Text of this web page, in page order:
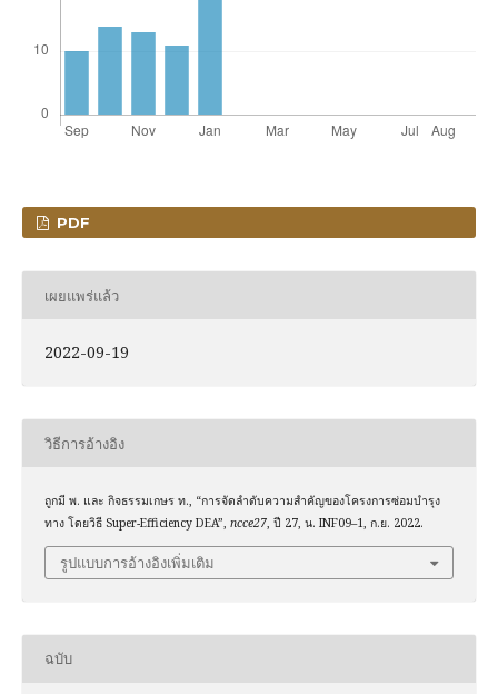
PDF
เผยแพร่แล้ว
2022-09-19
วิธีการอ้างอิง
ถูกมี พ. และ กิจธรรมเกษร ท., “การจัดลำดับความสำคัญของโครงการซ่อมบำรุง
ทาง โดยวิธี Super-Efficiency DEA”, ncce27, ปี 27, น. INF09–1, ก.ย. 2022.
รูปแบบการอ้างอิงเพิ่มเติม
ฉบับ